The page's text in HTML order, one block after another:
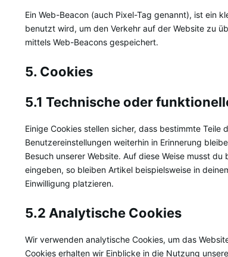
Ein Web-Beacon (auch Pixel-Tag genannt), ist ein
benutzt wird, um den Verkehr auf der Website zu
mittels Web-Beacons gespeichert.
5. Cookies
5.1 Technische oder
Einige Cookies stellen sicher, dass bestimmte
Benutzereinstellungen weiterhin in Erinnerung
Besuch unserer Website. Auf diese Weise musst
eingeben, so bleiben Artikel beispielsweise in
Einwilligung platzieren.
5.2 Analytische Cookies
Wir verwenden analytische Cookies, um das
Cookies erhalten wir Einblicke in die Nutzung